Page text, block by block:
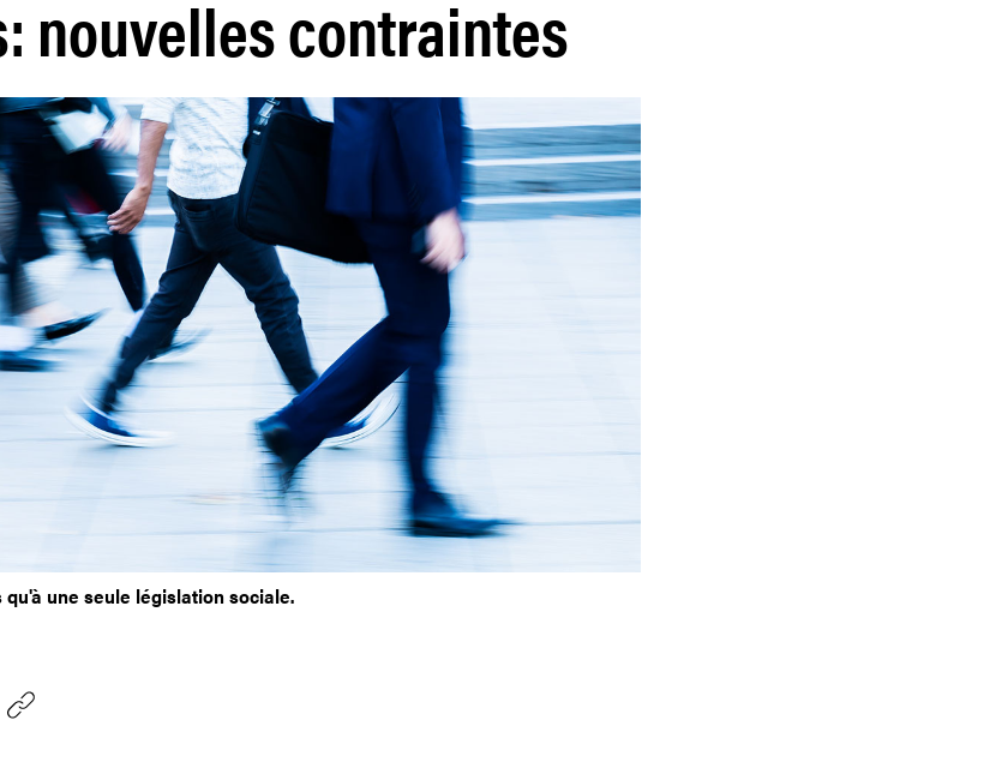
nouvelles contraintes
une seule législation sociale.